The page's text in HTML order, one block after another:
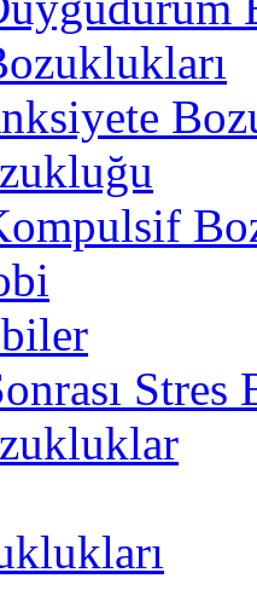
Stres